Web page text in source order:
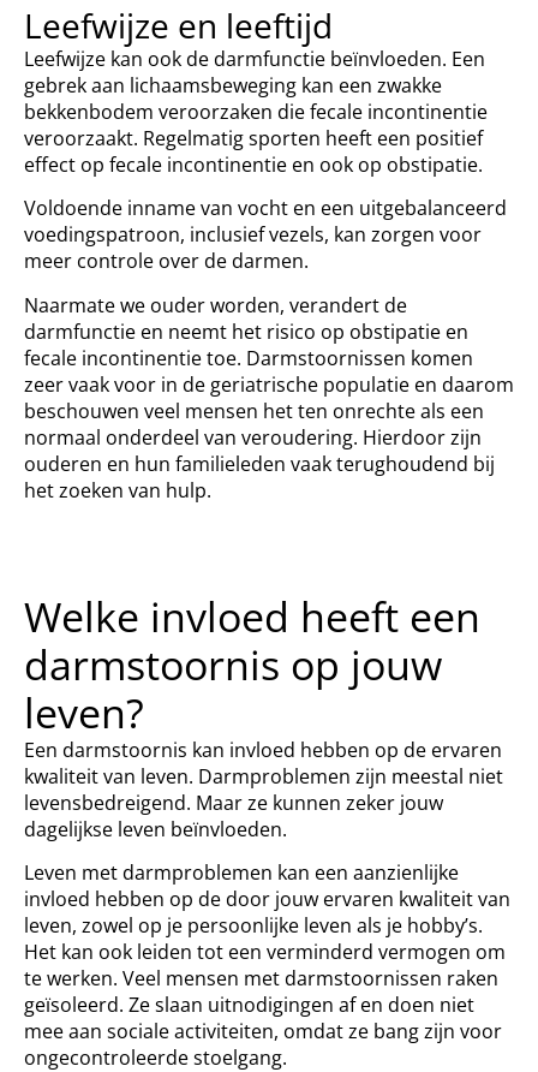
Leefwijze en leeftijd
Leefwijze kan ook de darmfunctie beïnvloeden. Een
gebrek aan lichaamsbeweging kan een zwakke
bekkenbodem veroorzaken die fecale incontinentie
veroorzaakt. Regelmatig sporten heeft een positief
effect op fecale incontinentie en ook op obstipatie.
Voldoende inname van vocht en een uitgebalanceerd
voedingspatroon, inclusief vezels, kan zorgen voor
meer controle over de darmen.
Naarmate we ouder worden, verandert de
darmfunctie en neemt het risico op obstipatie en
fecale incontinentie toe. Darmstoornissen komen
zeer vaak voor in de geriatrische populatie en daarom
beschouwen veel mensen het ten onrechte als een
normaal onderdeel van veroudering. Hierdoor zijn
ouderen en hun familieleden vaak terughoudend bij
het zoeken van hulp.
Welke invloed heeft een
darmstoornis op jouw
leven?
Een darmstoornis kan invloed hebben op de ervaren
kwaliteit van leven. Darmproblemen zijn meestal niet
levensbedreigend. Maar ze kunnen zeker jouw
dagelijkse leven beïnvloeden.
Leven met darmproblemen kan een aanzienlijke
invloed hebben op de door jouw ervaren kwaliteit van
leven, zowel op je persoonlijke leven als je hobby’s.
Het kan ook leiden tot een verminderd vermogen om
te werken. Veel mensen met darmstoornissen raken
geïsoleerd. Ze slaan uitnodigingen af en doen niet
mee aan sociale activiteiten, omdat ze bang zijn voor
ongecontroleerde stoelgang.